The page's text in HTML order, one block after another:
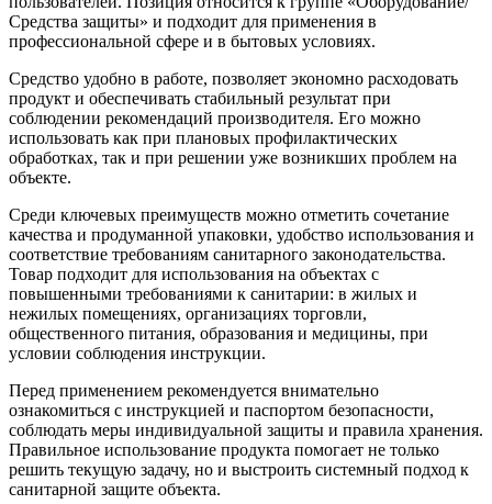
Средства защиты» и подходит для применения в
профессиональной сфере и в бытовых условиях.
Средство удобно в работе, позволяет экономно расходовать
продукт и обеспечивать стабильный результат при
соблюдении рекомендаций производителя. Его можно
использовать как при плановых профилактических
обработках, так и при решении уже возникших проблем на
объекте.
Среди ключевых преимуществ можно отметить сочетание
качества и продуманной упаковки, удобство использования и
соответствие требованиям санитарного законодательства.
Товар подходит для использования на объектах с
повышенными требованиями к санитарии: в жилых и
нежилых помещениях, организациях торговли,
общественного питания, образования и медицины, при
условии соблюдения инструкции.
Перед применением рекомендуется внимательно
ознакомиться с инструкцией и паспортом безопасности,
соблюдать меры индивидуальной защиты и правила хранения.
Правильное использование продукта помогает не только
решить текущую задачу, но и выстроить системный подход к
санитарной защите объекта.